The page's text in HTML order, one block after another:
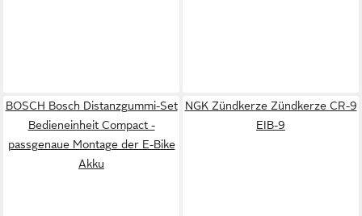
BOSCH Bosch Distanzgummi-Set
Bedieneinheit Compact -
passgenaue Montage der E-Bike
Akku
NGK Zündkerze Zündkerze CR-9
EIB-9